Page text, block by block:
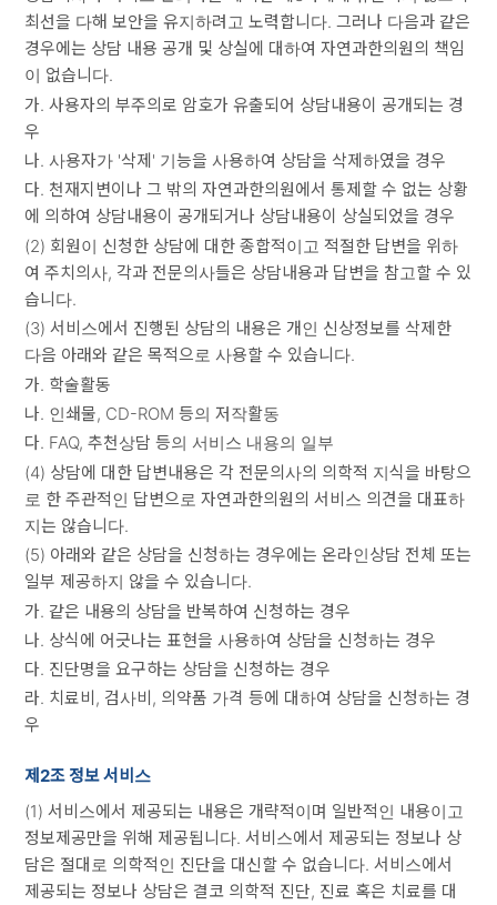
최선을 다해 보안을 유지하려고 노력합니다. 그러나 다음과 같은
경우에는 상담 내용 공개 및 상실에 대하여 자연과한의원의 책임
이 없습니다.
가. 사용자의 부주의로 암호가 유출되어 상담내용이 공개되는 경
우
나. 사용자가 '삭제' 기능을 사용하여 상담을 삭제하였을 경우
다. 천재지변이나 그 밖의 자연과한의원에서 통제할 수 없는 상황
에 의하여 상담내용이 공개되거나 상담내용이 상실되었을 경우
(2) 회원이 신청한 상담에 대한 종합적이고 적절한 답변을 위하
여 주치의사, 각과 전문의사들은 상담내용과 답변을 참고할 수 있
습니다.
(3) 서비스에서 진행된 상담의 내용은 개인 신상정보를 삭제한
다음 아래와 같은 목적으로 사용할 수 있습니다.
가. 학술활동
나. 인쇄물, CD-ROM 등의 저작활동
다. FAQ, 추천상담 등의 서비스 내용의 일부
(4) 상담에 대한 답변내용은 각 전문의사의 의학적 지식을 바탕으
로 한 주관적인 답변으로 자연과한의원의 서비스 의견을 대표하
지는 않습니다.
(5) 아래와 같은 상담을 신청하는 경우에는 온라인상담 전체 또는
일부 제공하지 않을 수 있습니다.
가. 같은 내용의 상담을 반복하여 신청하는 경우
나. 상식에 어긋나는 표현을 사용하여 상담을 신청하는 경우
다. 진단명을 요구하는 상담을 신청하는 경우
라. 치료비, 검사비, 의약품 가격 등에 대하여 상담을 신청하는 경
우
제2조 정보 서비스
(1) 서비스에서 제공되는 내용은 개략적이며 일반적인 내용이고
정보제공만을 위해 제공됩니다. 서비스에서 제공되는 정보나 상
담은 절대로 의학적인 진단을 대신할 수 없습니다. 서비스에서
제공되는 정보나 상담은 결코 의학적 진단, 진료 혹은 치료를 대